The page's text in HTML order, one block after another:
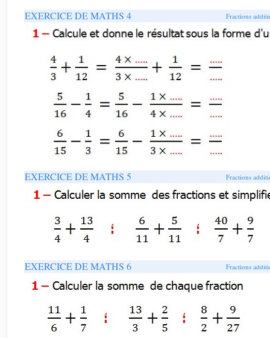
EXERCICE DE MATHS 4 Fractions
EXERCICE DE MATHS 5 Fractions
EXERCICE DE MATHS 6 Fractions